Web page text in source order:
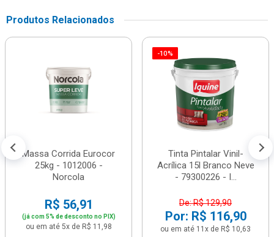
Produtos Relacionados
Massa Corrida Eurocor
25kg - 1012006 -
Norcola
R$ 56,91
(já com 5% de desconto no PIX)
ou em até 5x de R$ 11,98
-10%
Tinta Pintalar Vinil-
Acrílica 15l Branco Neve
- 79300226 - I...
De: R$ 129,90
Por: R$ 116,90
ou em até 11x de R$ 10,63